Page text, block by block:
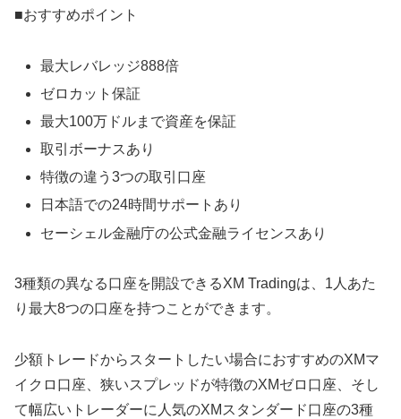
■おすすめポイント
最大レバレッジ888倍
ゼロカット保証
最大100万ドルまで資産を保証
取引ボーナスあり
特徴の違う3つの取引口座
日本語での24時間サポートあり
セーシェル金融庁の公式金融ライセンスあり
3種類の異なる口座を開設できるXM Tradingは、1人あた
り最大8つの口座を持つことができます。
少額トレードからスタートしたい場合におすすめのXMマ
イクロ口座、狭いスプレッドが特徴のXMゼロ口座、そし
て幅広いトレーダーに人気のXMスタンダード口座の3種